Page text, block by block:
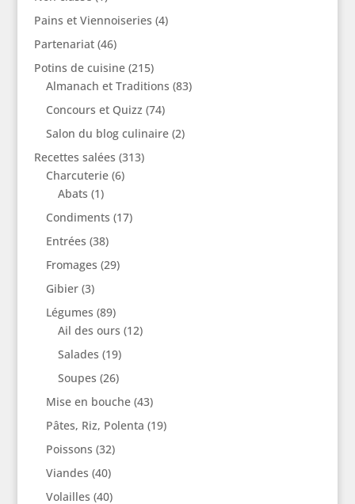
Pains et Viennoiseries (4)
Partenariat(46)
Potins de cuisine(215)
Almanach et Traditions (83)
Concours et Quizz (74)
Salon du blog culinaire(2)
Recettes salées (313)
Charcuterie(6)
Abats (1)
Condiments (17)
Entrées (38)
Fromages (29)
Gibier(3)
Légumes (89)
Ail des ours (12)
Salades (19)
Soupes (26)
Mise en bouche(43)
Pâtes, Riz, Polenta (19)
Poissons (32)
Viandes (40)
Volailles (40)